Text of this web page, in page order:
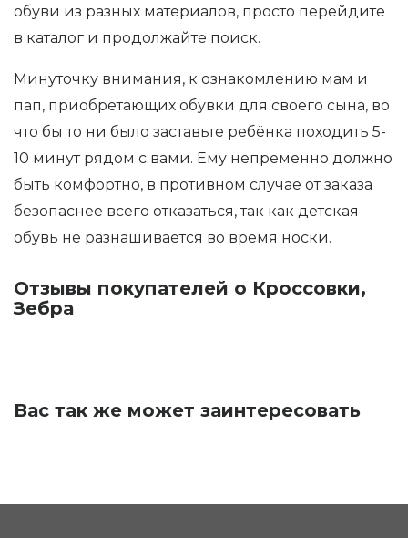
обуви из разных материалов, просто перейдите
в каталог и продолжайте поиск.
Минуточку внимания, к ознакомлению мам и
пап, приобретающих обувки для своего сына, во
что бы то ни было заставьте ребёнка походить 5-
10 минут рядом с вами. Ему непременно должно
быть комфортно, в противном случае от заказа
безопаснее всего отказаться, так как детская
обувь не разнашивается во время носки.
Отзывы покупателей о Кроссовки,
Зебра
Вас так же может заинтересовать